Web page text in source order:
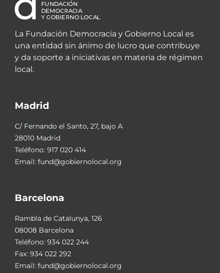
La Fundación Democracia y Gobierno Local es
una entidad sin ánimo de lucro que contribuye
y da soporte a iniciativas en materia de régimen
local.
Madrid
C/ Fernando el Santo, 27, bajo A
28010 Madrid
Teléfono: 917 020 414
Email: fund@gobiernolocal.org
Barcelona
Rambla de Catalunya, 126
08008 Barcelona
Teléfono: 934 022 244
Fax: 934 022 292
Email: fund@gobiernolocal.org